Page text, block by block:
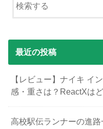
最近の投稿
【レビュー】ナイキ イ
感・重さは？ReactXは
高校駅伝ランナーの進路